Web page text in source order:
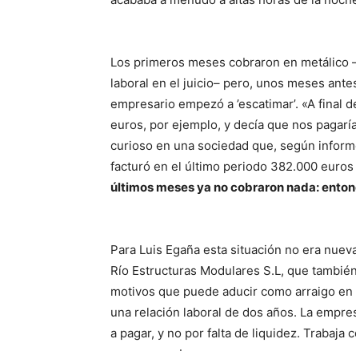
Los primeros meses cobraron en
laboral en el juicio– pero, unos meses
empresario empezó a ’escatimar’. «A
euros, por ejemplo, y decía que nos
curioso en una sociedad que, según
facturó en el último periodo 382.000
últimos meses ya no cobraron nada:
Para Luis Egaña esta situación no era
Río Estructuras Modulares S.L, que
motivos que puede aducir como arraigo
una relación laboral de dos años. La
a pagar, y no por falta de liquidez. Trabaja